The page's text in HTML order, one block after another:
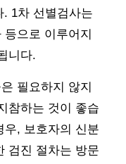
1차 선별검사는
으로 이루어지
니다.
필요하지 않지
참하는 것이 좋습
우, 보호자의 신분
검진 절차는 방문